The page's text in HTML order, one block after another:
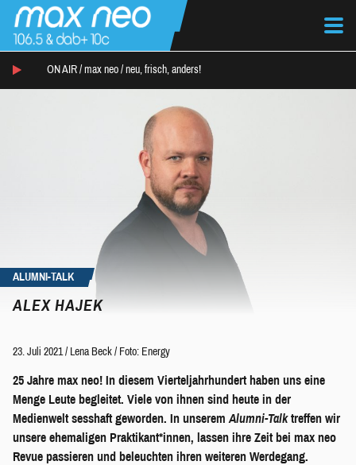
ON AIR / max neo / neu, frisch, anders!
ALUMNI-TALK
ALEX HAJEK
23. Juli 2021 / Lena Beck / Foto: Energy
25 Jahre max neo! In diesem Vierteljahrhundert haben uns eine
Menge Leute begleitet. Viele von ihnen sind heute in der
Medienwelt sesshaft geworden. In unserem Alumni-Talktreffen wir
unsere ehemaligen Praktikant*innen, lassen ihre Zeit bei max neo
Revue passieren und beleuchten ihren weiteren Werdegang.